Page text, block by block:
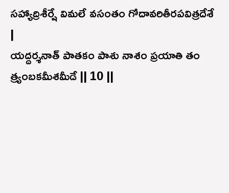
సహ్యాద్రిశీర్షే విమలే వసంతం గోదావరితీరపవిత్రదేశే
|
యద్దర్శనాత్ పాతకం పాశు నాశం ప్రయాతి తం
త్ర్యంబకమీశమీడే || 10 ||